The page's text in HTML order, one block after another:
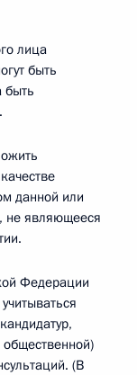
лица
быть
данной или
не являющееся
Федерации
общественной)
(В